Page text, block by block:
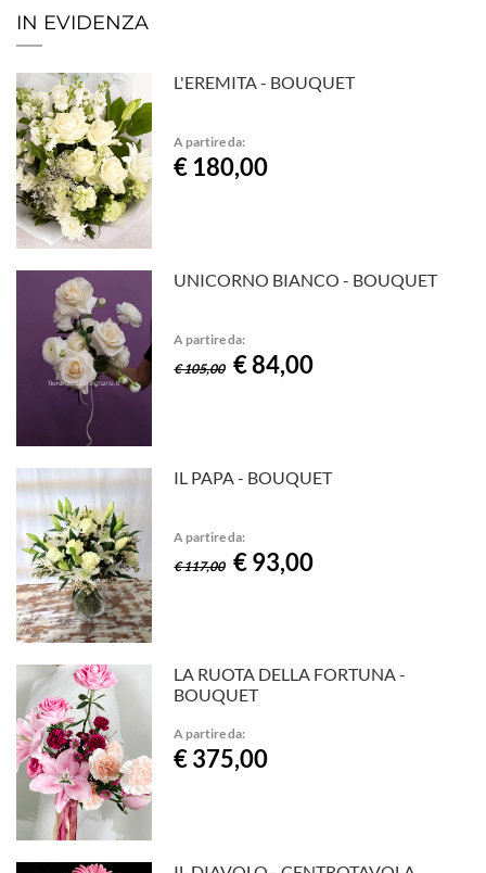
IN EVIDENZA
L'EREMITA - BOUQUET
A partire da:
€ 180,00
UNICORNO BIANCO - BOUQUET
A partire da:
€ 105,00€ 84,00
IL PAPA - BOUQUET
A partire da:
€ 117,00€ 93,00
LA RUOTA DELLA FORTUNA -
BOUQUET
A partire da:
€ 375,00